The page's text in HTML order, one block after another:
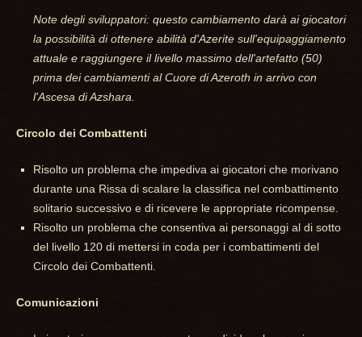
Note degli sviluppatori: questo cambiamento darà ai giocatori
la possibilità di ottenere abilità d'Azerite sull'equipaggiamento
attuale e raggiungere il livello massimo dell'artefatto (50)
prima dei cambiamenti al Cuore di Azeroth in arrivo con
l'Ascesa di Azshara.
Circolo dei Combattenti
Risolto un problema che impediva ai giocatori che morivano
durante una Rissa di scalare la classifica nel combattimento
solitario successivo e di ricevere le appropriate ricompense.
Risolto un problema che consentiva ai personaggi al di sotto
del livello 120 di mettersi in coda per i combattimenti del
Circolo dei Combattenti.
Comunicazioni